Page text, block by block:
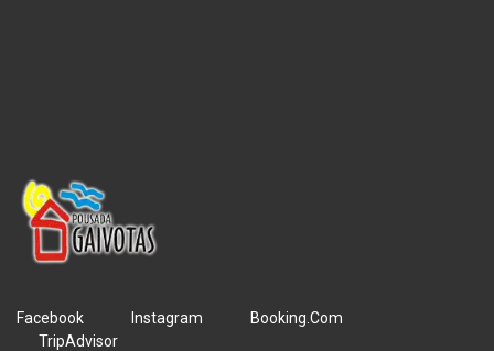
Facebook Instagram
Booking.Com
TripAdvisor